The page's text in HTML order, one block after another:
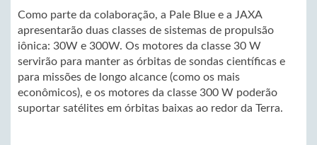
Como parte da colaboração, a Pale Blue e a JAXA
apresentarão duas classes de sistemas de propulsão
iônica: 30W e 300W. Os motores da classe 30 W
servirão para manter as órbitas de sondas científicas e
para missões de longo alcance (como os mais
econômicos), e os motores da classe 300 W poderão
suportar satélites em órbitas baixas ao redor da Terra.